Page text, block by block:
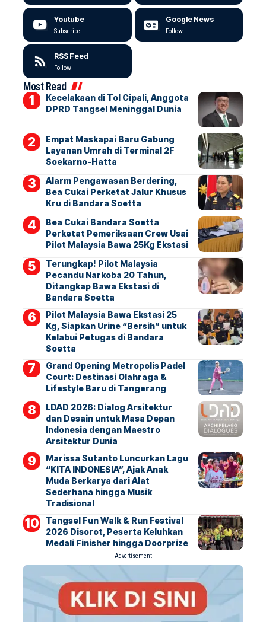
Youtube
Subscribe
Google News
Follow
RSS Feed
Follow
Most Read
Kecelakaan di Tol Cipali, Anggota
DPRD Tangsel Meninggal Dunia
Empat Maskapai Baru Gabung
Layanan Umrah di Terminal 2F
Soekarno-Hatta
Alarm Pengawasan Berdering,
Bea Cukai Perketat Jalur Khusus
Kru di Bandara Soetta
Bea Cukai Bandara Soetta
Perketat Pemeriksaan Crew Usai
Pilot Malaysia Bawa 25Kg Ekstasi
Terungkap! Pilot Malaysia
Pecandu Narkoba 20 Tahun,
Ditangkap Bawa Ekstasi di
Bandara Soetta
Pilot Malaysia Bawa Ekstasi 25
Kg, Siapkan Urine “Bersih” untuk
Kelabui Petugas di Bandara
Soetta
Grand Opening Metropolis Padel
Court: Destinasi Olahraga &
Lifestyle Baru di Tangerang
LDAD 2026: Dialog Arsitektur
dan Desain untuk Masa Depan
Indonesia dengan Maestro
Arsitektur Dunia
Marissa Sutanto Luncurkan Lagu
“KITA INDONESIA”, Ajak Anak
Muda Berkarya dari Alat
Sederhana hingga Musik
Tradisional
Tangsel Fun Walk & Run Festival
2026 Disorot, Peserta Keluhkan
Medali Finisher hingga Doorprize
- Advertisement -